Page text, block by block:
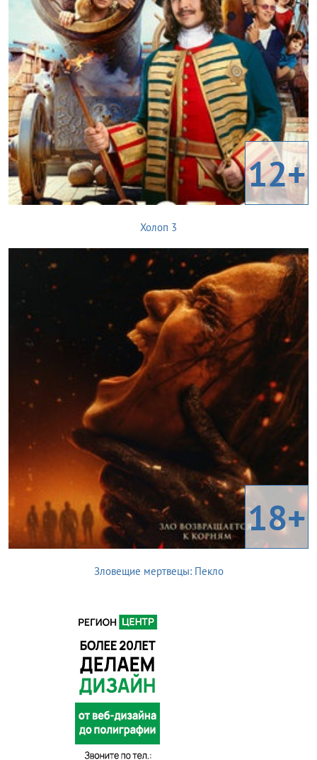
12+
Холоп 3
18+
Зловещие мертвецы: Пекло